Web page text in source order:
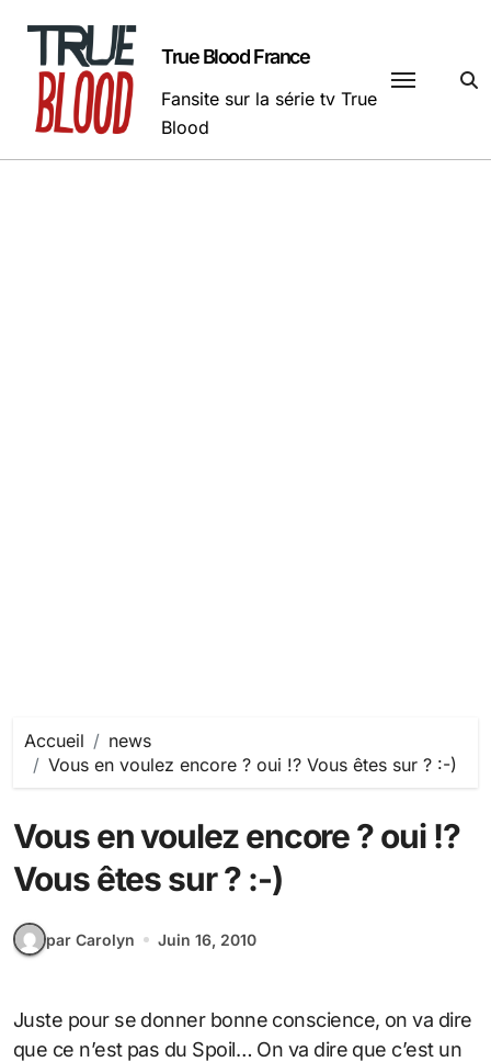
contenu
True Blood France
Fansite sur la série tv True
Blood
Accueil
news
Vous en voulez encore ? oui !? Vous êtes sur ? :-)
Vous en voulez encore ? oui !?
Vous êtes sur ? :-)
par Carolyn Juin 16, 2010
Juste pour se donner bonne conscience, on va dire
que ce n’est pas du Spoil… On va dire que c’est un